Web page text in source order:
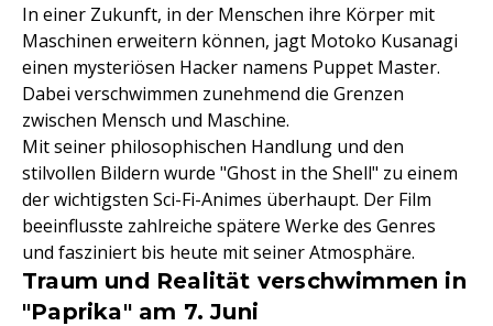
In einer Zukunft, in der Menschen ihre Körper mit
Maschinen erweitern können, jagt Motoko Kusanagi
einen mysteriösen Hacker namens Puppet Master.
Dabei verschwimmen zunehmend die Grenzen
zwischen Mensch und Maschine.
Mit seiner philosophischen Handlung und den
stilvollen Bildern wurde "Ghost in the Shell" zu einem
der wichtigsten Sci-Fi-Animes überhaupt. Der Film
beeinflusste zahlreiche spätere Werke des Genres
und fasziniert bis heute mit seiner Atmosphäre.
Traum und Realität verschwimmen in
"Paprika" am 7. Juni